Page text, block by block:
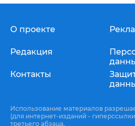
О проекте
Редакция
Контакты
Использование материалов
(для интернет-изданий -
третьего абзаца.